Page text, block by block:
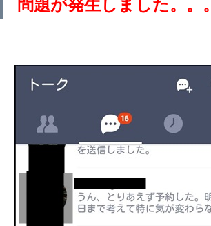
問題が発生しました。。。